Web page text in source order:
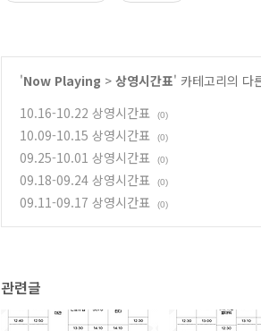
'Now Playing > 상영시간표' 카테고리의 다
10.16-10.22 상영시간표
(0)
10.09-10.15 상영시간표 (0)
09.25-10.01 상영시간표 (0)
09.18-09.24 상영시간표 (0)
09.11-09.17 상영시간표 (0)
관련글